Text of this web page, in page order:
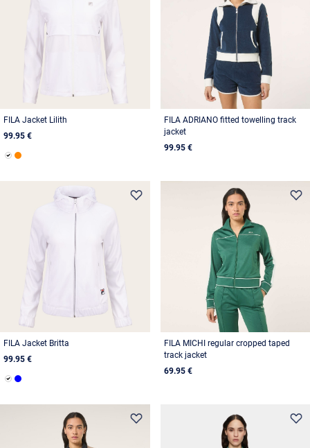
FILA Jacket Lilith
99.95 €
FILA ADRIANO fitted towelling track
jacket
99.95 €
FILA Jacket Britta
99.95 €
FILA MICHI regular cropped taped
track jacket
69.95 €